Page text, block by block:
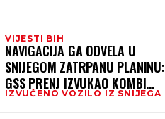
VIJESTI BIH
NAVIGACIJA GA ODVELA U
SNIJEGOM ZATRPANU PLANINU:
GSS PRENJ IZVUKAO KOMBI
HRVATSKIH TABLICA
IZVUČENO VOZILO IZ SNIJEGA